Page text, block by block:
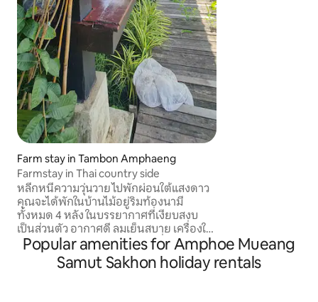
Farm stay in Tambon Amphaeng
Farmstay in Thai country side
หลีกหนีความวุ่นวาย ไปพักผ่อนใต้แสงดาว
คุณจะได้พักในบ้านไม้อยู่ริมท้องนามี
ทั้งหมด 4 หลัง ในบรรยากาศที่เงียบสงบ
เป็นส่วนตัว อากาศดี ลมเย็นสบาย เครื่องให้
ความสะดวกครบครัน ตอนเช้าตื่นมาจิบ
กาแฟร้อนๆ ริมท้องนาเขียวขจี มันสวยงาม
มากประทับใจไม่ลืม คุณสามารถมาพักทั้ง
Popular amenities for Amphoe Mueang
Samut Sakhon holiday rentals